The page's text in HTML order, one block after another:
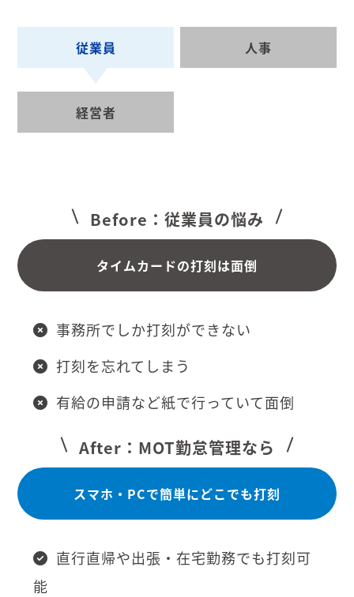
従業員 人事
経営者
Before：従業員の悩み
タイムカードの打刻は面倒
事務所でしか打刻ができない
打刻を忘れてしまう
有給の申請など紙で行っていて面倒
After：MOT勤怠管理なら
スマホ・PCで簡単にどこでも打刻
直行直帰や出張・在宅勤務でも打刻可
能